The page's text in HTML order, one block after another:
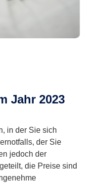
Jahr 2023
in der Sie sich
der Sie
jedoch der
die Preise sind